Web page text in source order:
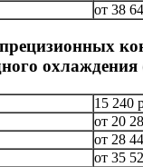
от 38
15 240
от 20
от 28
от 35